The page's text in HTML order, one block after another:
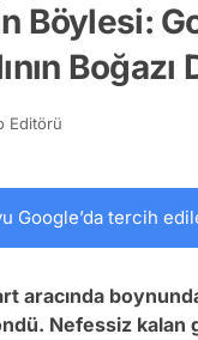
Böylesi:
Boğazı
Editörü
Google’da tercih
aracında
Nefessiz kalan